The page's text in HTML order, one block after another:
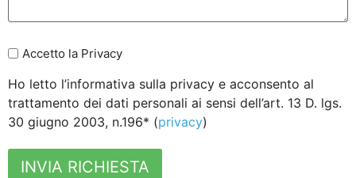
Accetto la Privacy
Ho letto l’informativa sulla privacy e acconsento al
trattamento dei dati personali ai sensi dell’art. 13 D. lgs.
30 giugno 2003, n.196* (privacy)
INVIA RICHIESTA